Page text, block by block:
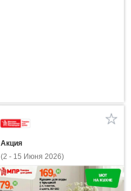
Акция
(2 - 15 Июня 2026)